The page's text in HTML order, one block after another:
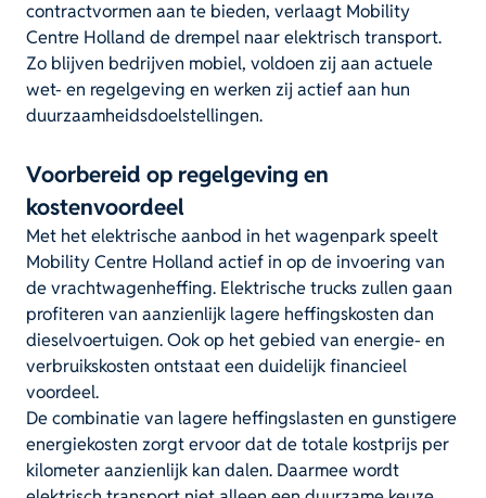
contractvormen aan te bieden, verlaagt Mobility
Centre Holland de drempel naar elektrisch transport.
Zo blijven bedrijven mobiel, voldoen zij aan actuele
wet- en regelgeving en werken zij actief aan hun
duurzaamheidsdoelstellingen.
Voorbereid op regelgeving en
kostenvoordeel
Met het elektrische aanbod in het wagenpark speelt
Mobility Centre Holland actief in op de invoering van
de vrachtwagenheffing. Elektrische trucks zullen gaan
profiteren van aanzienlijk lagere heffingskosten dan
dieselvoertuigen. Ook op het gebied van energie- en
verbruikskosten ontstaat een duidelijk financieel
voordeel.
De combinatie van lagere heffingslasten en gunstigere
energiekosten zorgt ervoor dat de totale kostprijs per
kilometer aanzienlijk kan dalen. Daarmee wordt